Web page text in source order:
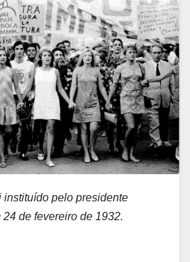
instituído pelo presidente
de fevereiro de 1932.